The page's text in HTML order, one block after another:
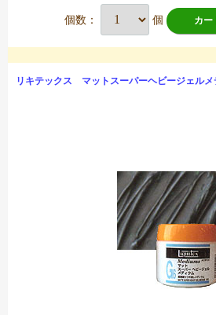
個数： 個 カー
リキテックス マットスーパーヘビージェルメ